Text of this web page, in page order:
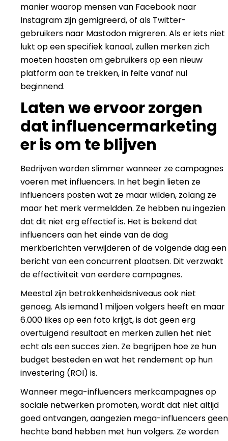
manier waarop mensen van Facebook naar
Instagram zijn gemigreerd, of als Twitter-
gebruikers naar Mastodon migreren. Als er iets niet
lukt op een specifiek kanaal, zullen merken zich
moeten haasten om gebruikers op een nieuw
platform aan te trekken, in feite vanaf nul
beginnend.
Laten we ervoor zorgen
dat influencermarketing
er is om te blijven
Bedrijven worden slimmer wanneer ze campagnes
voeren met influencers. In het begin lieten ze
influencers posten wat ze maar wilden, zolang ze
maar het merk vermeldden. Ze hebben nu ingezien
dat dit niet erg effectief is. Het is bekend dat
influencers aan het einde van de dag
merkberichten verwijderen of de volgende dag een
bericht van een concurrent plaatsen. Dit verzwakt
de effectiviteit van eerdere campagnes.
Meestal zijn betrokkenheidsniveaus ook niet
genoeg. Als iemand 1 miljoen volgers heeft en maar
6.000 likes op een foto krijgt, is dat geen erg
overtuigend resultaat en merken zullen het niet
echt als een succes zien. Ze begrijpen hoe ze hun
budget besteden en wat het rendement op hun
investering (ROI) is.
Wanneer mega-influencers merkcampagnes op
sociale netwerken promoten, wordt dat niet altijd
goed ontvangen, aangezien mega-influencers geen
hechte band hebben met hun volgers. Ze worden